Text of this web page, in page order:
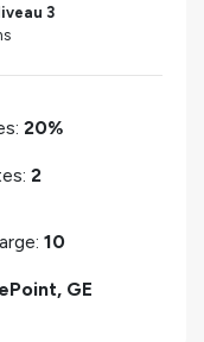
3
20%
2
10
GE